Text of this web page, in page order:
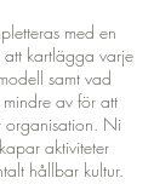
med en
kartlägga varje
samt vad
av för att
organisation. Ni
aktiviteter
hållbar kultur.